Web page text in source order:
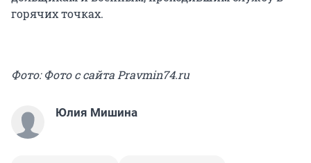
горячих точках.
Фото: Фото с сайта Pravmin74.ru
Юлия Мишина